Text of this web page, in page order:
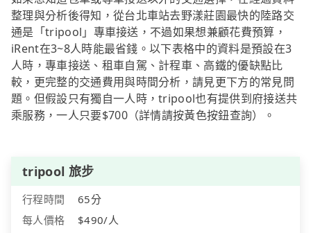
整理與分析後得知，從台北車站去野漾莊園最快的陸路交
通是「tripool」專車接送，不過如果想兼顧花費預算，
iRent在3~8人時能最省錢。以下表格中的資料是預設在3
人時，專車接送、租車自駕、計程車、高鐵的優缺點比
較，更完整的交通費用與時間分析，請見更下方的常見問
題。但假設只有獨自一人時，tripool也有提供到府接送共
乘服務，一人只要$700（詳情請按黃色按鈕查詢）。
tripool 旅步
行程時間
65分
每人價格
$490/人